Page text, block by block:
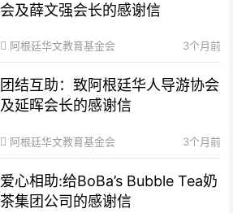
会及薛文强会长的感谢信
阿根廷华文教育基金会 3个月前
团结互助：致阿根廷华人导游协会
及延晖会长的感谢信
阿根廷华文教育基金会 3个月前
爱心相助:给BoBa’s Bubble Tea奶
茶集团公司的感谢信